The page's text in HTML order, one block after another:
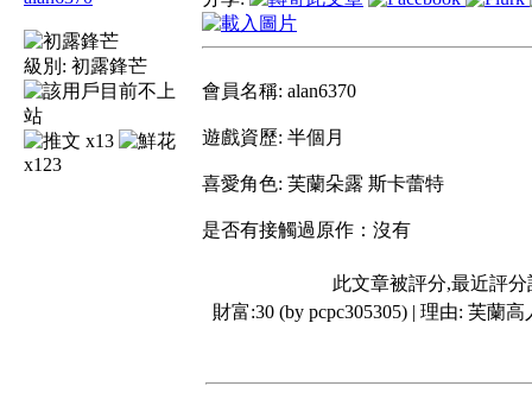
級別: 初露鋒芒
x13
x123
會員名稱: alan6370
遊戲資歷: 半個月
喜愛角色: 芙蘭朵露 斯卡蕾特
是否有接觸過原作：沒有
此文章被評分,最近評分
財富:30 (by pcpc305305) | 理由: 芙蘭高